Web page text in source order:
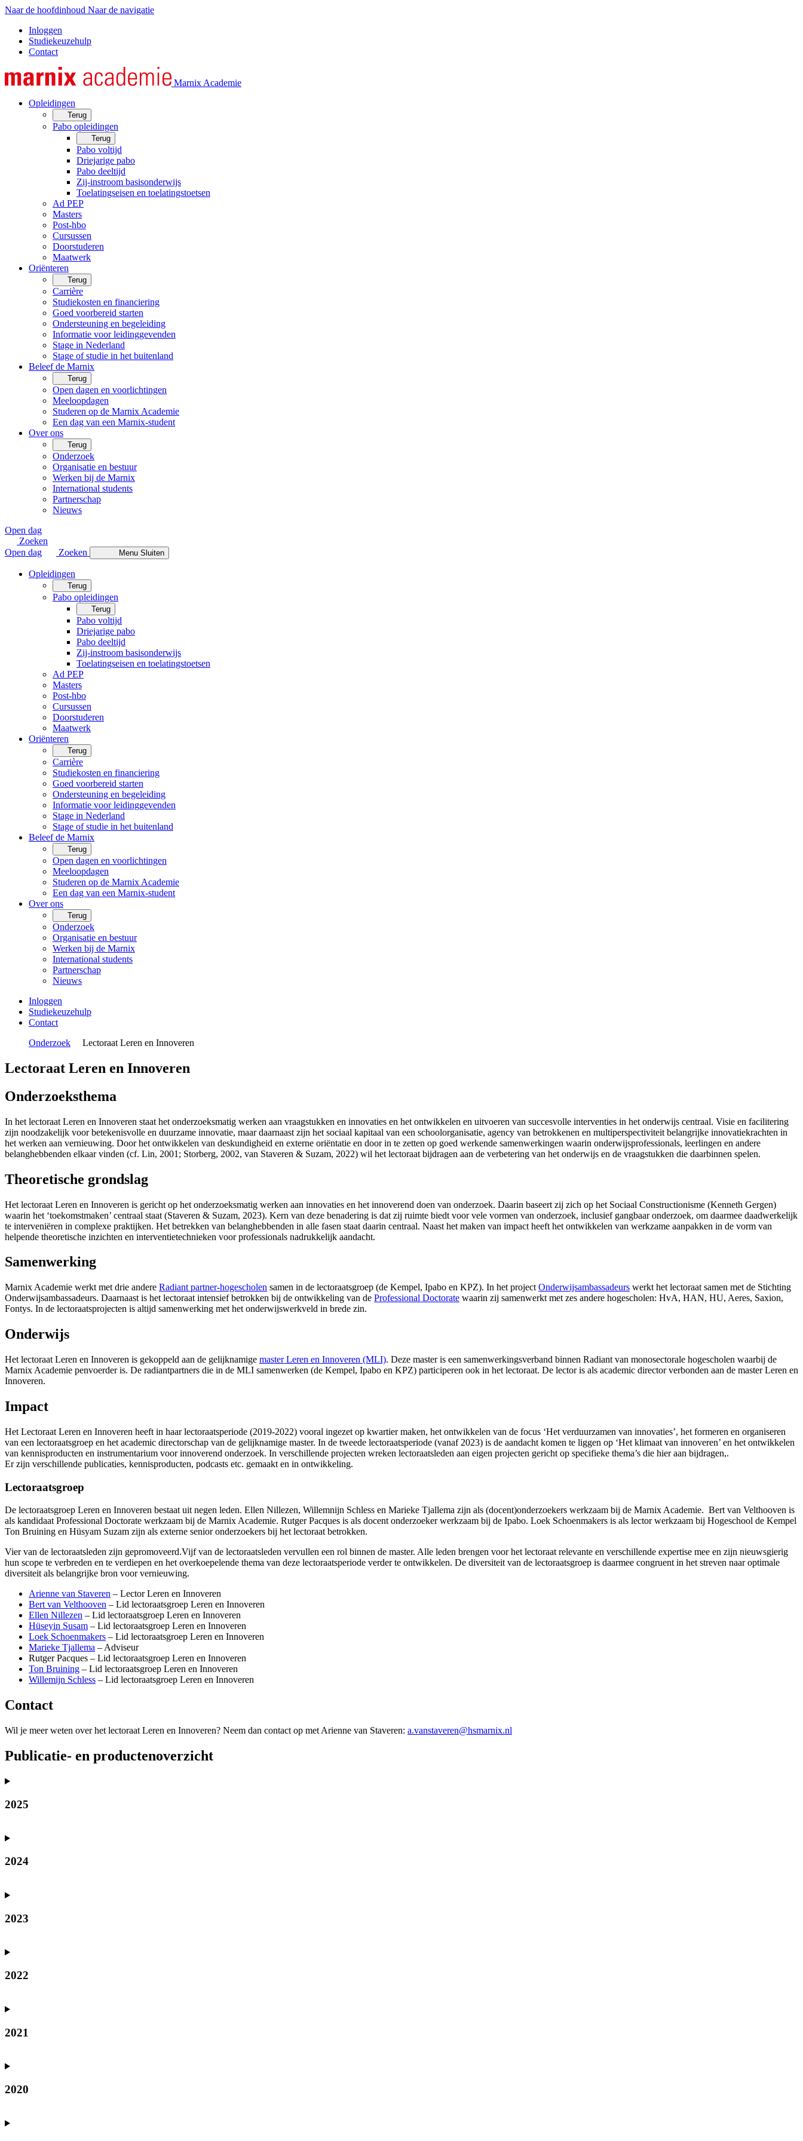
Naar de hoofdinhoud Naar de navigatie
Inloggen
Studiekeuzehulp
Contact
Marnix Academie
Opleidingen
Terug
Pabo opleidingen
Terug
Pabo voltijd
Driejarige pabo
Pabo deeltijd
Zij-instroom basisonderwijs
Toelatingseisen en toelatingstoetsen
Ad PEP
Masters
Post-hbo
Cursussen
Doorstuderen
Maatwerk
Oriënteren
Terug
Carrière
Studiekosten en financiering
Goed voorbereid starten
Ondersteuning en begeleiding
Informatie voor leidinggevenden
Stage in Nederland
Stage of studie in het buitenland
Beleef de Marnix
Terug
Open dagen en voorlichtingen
Meeloopdagen
Studeren op de Marnix Academie
Een dag van een Marnix-student
Over ons
Terug
Onderzoek
Organisatie en bestuur
Werken bij de Marnix
International students
Partnerschap
Nieuws
Open dag
Zoeken
Open dag
Zoeken Menu Sluiten
Opleidingen
Terug
Pabo opleidingen
Terug
Pabo voltijd
Driejarige pabo
Pabo deeltijd
Zij-instroom basisonderwijs
Toelatingseisen en toelatingstoetsen
Ad PEP
Masters
Post-hbo
Cursussen
Doorstuderen
Maatwerk
Oriënteren
Terug
Carrière
Studiekosten en financiering
Goed voorbereid starten
Ondersteuning en begeleiding
Informatie voor leidinggevenden
Stage in Nederland
Stage of studie in het buitenland
Beleef de Marnix
Terug
Open dagen en voorlichtingen
Meeloopdagen
Studeren op de Marnix Academie
Een dag van een Marnix-student
Over ons
Terug
Onderzoek
Organisatie en bestuur
Werken bij de Marnix
International students
Partnerschap
Nieuws
Inloggen
Studiekeuzehulp
Contact
Onderzoek
Lectoraat Leren en Innoveren
Lectoraat Leren en Innoveren
Onderzoeksthema
In het lectoraat Leren en Innoveren staat het onderzoeksmatig werken aan vraagstukken en innovaties en het ontwikkelen en uitvoeren van succesvolle interventies in het onderwijs centraal. Visie en facilitering
zijn noodzakelijk voor betekenisvolle en duurzame innovatie, maar daarnaast zijn het sociaal kapitaal van een schoolorganisatie, agency van betrokkenen en multiperspectiviteit belangrijke innovatiekrachten in
het werken aan vernieuwing. Door het ontwikkelen van deskundigheid en externe oriëntatie en door in te zetten op goed werkende samenwerkingen waarin onderwijsprofessionals, leerlingen en andere
belanghebbenden elkaar vinden (cf. Lin, 2001; Storberg, 2002, van Staveren & Suzam, 2022) wil het lectoraat bijdragen aan de verbetering van het onderwijs en de vraagstukken die daarbinnen spelen.
Theoretische grondslag
Het lectoraat Leren en Innoveren is gericht op het onderzoeksmatig werken aan innovaties en het innoverend doen van onderzoek. Daarin baseert zij zich op het Sociaal Constructionisme (Kenneth Gergen)
waarin het ‘toekomstmaken’ centraal staat (Staveren & Suzam, 2023). Kern van deze benadering is dat zij ruimte biedt voor vele vormen van onderzoek, inclusief gangbaar onderzoek, om daarmee daadwerkelijk
te interveniëren in complexe praktijken. Het betrekken van belanghebbenden in alle fasen staat daarin centraal. Naast het maken van impact heeft het ontwikkelen van werkzame aanpakken in de vorm van
helpende theoretische inzichten en interventietechnieken voor professionals nadrukkelijk aandacht.
Samenwerking
Marnix Academie werkt met drie andere Radiant partner-hogescholen samen in de lectoraatsgroep (de Kempel, Ipabo en KPZ). In het project Onderwijsambassadeurs werkt het lectoraat samen met de Stichting
Onderwijsambassadeurs. Daarnaast is het lectoraat intensief betrokken bij de ontwikkeling van de Professional Doctorate waarin zij samenwerkt met zes andere hogescholen: HvA, HAN, HU, Aeres, Saxion,
Fontys. In de lectoraatsprojecten is altijd samenwerking met het onderwijswerkveld in brede zin.
Onderwijs
Het lectoraat Leren en Innoveren is gekoppeld aan de gelijknamige master Leren en Innoveren (MLI). Deze master is een samenwerkingsverband binnen Radiant van monosectorale hogescholen waarbij de
Marnix Academie penvoerder is. De radiantpartners die in de MLI samenwerken (de Kempel, Ipabo en KPZ) participeren ook in het lectoraat. De lector is als academic director verbonden aan de master Leren en
Innoveren.
Impact
Het Lectoraat Leren en Innoveren heeft in haar lectoraatsperiode (2019-2022) vooral ingezet op kwartier maken, het ontwikkelen van de focus ‘Het verduurzamen van innovaties’, het formeren en organiseren
van een lectoraatsgroep en het academic directorschap van de gelijknamige master. In de tweede lectoraatsperiode (vanaf 2023) is de aandacht komen te liggen op ‘Het klimaat van innoveren’ en het ontwikkelen
van kennisproducten en instrumentarium voor innoverend onderzoek. In verschillende projecten wreken lectoraatsleden aan eigen projecten gericht op specifieke thema’s die hier aan bijdragen,.
Er zijn verschillende publicaties, kennisproducten, podcasts etc. gemaakt en in ontwikkeling.
Lectoraatsgroep
De lectoraatsgroep Leren en Innoveren bestaat uit negen leden. Ellen Nillezen, Willemnijn Schless en Marieke Tjallema zijn als (docent)onderzoekers werkzaam bij de Marnix Academie. Bert van Velthooven is
als kandidaat Professional Doctorate werkzaam bij de Marnix Academie. Rutger Pacques is als docent onderzoeker werkzaam bij de Ipabo. Loek Schoenmakers is als lector werkzaam bij Hogeschool de Kempel
Ton Bruining en Hüsyam Suzam zijn als externe senior onderzoekers bij het lectoraat betrokken.
Vier van de lectoraatsleden zijn gepromoveerd.Vijf van de lectoraatsleden vervullen een rol binnen de master. Alle leden brengen voor het lectoraat relevante en verschillende expertise mee en zijn nieuwsgierig
hun scope te verbreden en te verdiepen en het overkoepelende thema van deze lectoraatsperiode verder te ontwikkelen. De diversiteit van de lectoraatsgroep is daarmee congruent in het streven naar optimale
diversiteit als belangrijke bron voor vernieuwing.
Arienne van Staveren – Lector Leren en Innoveren
Bert van Velthooven – Lid lectoraatsgroep Leren en Innoveren
Ellen Nillezen – Lid lectoraatsgroep Leren en Innoveren
Hüseyin Susam – Lid lectoraatsgroep Leren en Innoveren
Loek Schoenmakers – Lid lectoraatsgroep Leren en Innoveren
Marieke Tjallema – Adviseur
Rutger Pacques – Lid lectoraatsgroep Leren en Innoveren
Ton Bruining – Lid lectoraatsgroep Leren en Innoveren
Willemijn Schless – Lid lectoraatsgroep Leren en Innoveren
Contact
Wil je meer weten over het lectoraat Leren en Innoveren? Neem dan contact op met Arienne van Staveren: a.vanstaveren@hsmarnix.nl
Publicatie- en productenoverzicht
2025
2024
2023
2022
2021
2020